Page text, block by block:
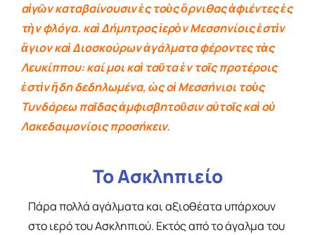
αἰγῶν καταβαίνουσιν ἐς τοὺς ὄρνιθας ἀφιέντες ἐς
τὴν φλόγα. καὶ Δήμητρος ἱερὸν Μεσσηνίοις ἐστὶν
ἅγιον καὶ Διοσκούρων ἀγάλματα φέροντες τὰς
Λευκίππου: καί μοι καὶ ταῦτα ἐν τοῖς προτέροις
ἐστὶν ἤδη δεδηλωμένα, ὡς οἱ Μεσσήνιοι τοὺς
Τυνδάρεω παῖδας ἀμφισβητοῦσιν αὑτοῖς καὶ οὐ
Λακεδαιμονίοις προσήκειν.
Το Ασκληπιείο
Πάρα πολλά αγάλματα και αξιοθέατα υπάρχουν
στο ιερό του Ασκληπιού. Εκτός από το άγαλμα του